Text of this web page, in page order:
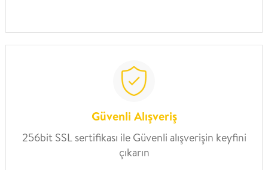
Güvenli Alışveriş
256bit SSL sertifikası ile Güvenli alışverişin keyfini
çıkarın